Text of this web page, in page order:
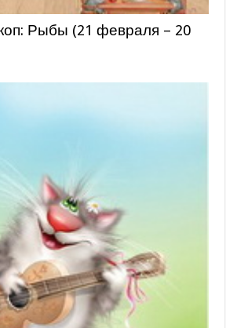
Рыбы (21 февраля – 20